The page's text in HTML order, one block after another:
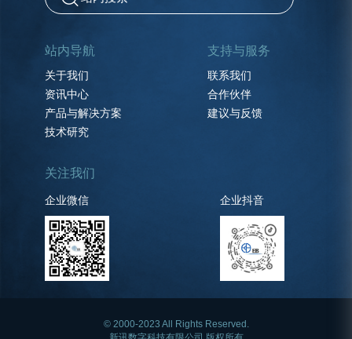
站内导航
关于我们
资讯中心
产品与解决方案
技术研究
支持与服务
联系我们
合作伙伴
建议与反馈
关注我们
企业微信 企业抖音
© 2000-2023 All Rights Reserved.